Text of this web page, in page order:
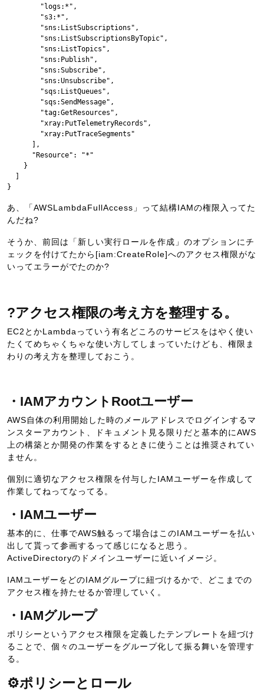
        "logs:*",
        "s3:*",
        "sns:ListSubscriptions",
        "sns:ListSubscriptionsByTopic",
        "sns:ListTopics",
        "sns:Publish",
        "sns:Subscribe",
        "sns:Unsubscribe",
        "sqs:ListQueues",
        "sqs:SendMessage",
        "tag:GetResources",
        "xray:PutTelemetryRecords",
        "xray:PutTraceSegments"
      ],
      "Resource": "*"
    }
}
あ、「AWSLambdaFullAccess」って結構IAMの権限入ってた
んだね?
そうか、前回は「新しい実行ロールを作成」のオプションにチ
ェックを付けてたから[iam:CreateRole]へのアクセス権限がな
いってエラーがでたのか?
?アクセス権限の考え方を整理する。
EC2とかLambdaっていう有名どころのサービスをはやく使い
たくてめちゃくちゃな使い方してしまっていたけども、権限ま
わりの考え方を整理しておこう。
・IAMアカウントRootユーザー
AWS自体の利用開始した時のメールアドレスでログインするマ
ンスターアカウント、ドキュメント見る限りだと基本的にAWS
上の構築とか開発の作業をするときに使うことは推奨されてい
ません。
個別に適切なアクセス権限を付与したIAMユーザーを作成して
作業してねってなってる。
・IAMユーザー
基本的に、仕事でAWS触るって場合はこのIAMユーザーを払い
出して貰って参画するって感じになると思う。
ActiveDirectoryのドメインユーザーに近いイメージ。
IAMユーザーをどのIAMグループに紐づけるかで、どこまでの
アクセス権を持たせるか管理していく。
・IAMグループ
ポリシーというアクセス権限を定義したテンプレートを紐づけ
ることで、個々のユーザーをグループ化して振る舞いを管理す
る。
⚙ポリシーとロール